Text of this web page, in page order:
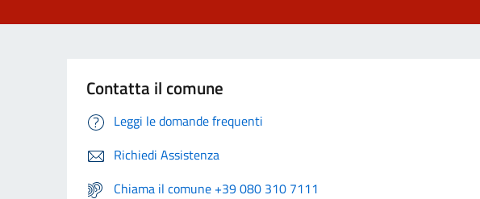
Contatta il comune
Leggi le domande frequenti
Richiedi Assistenza
Chiama il comune +39 080 310 7111